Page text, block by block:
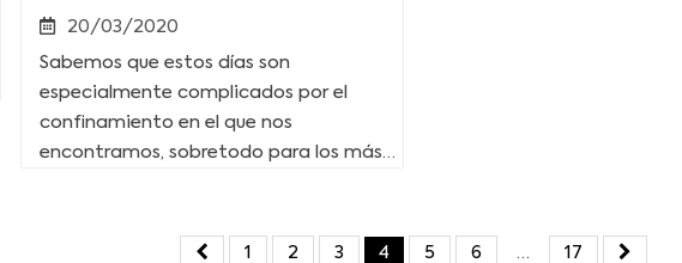
20/03/2020
Sabemos que estos días son
especialmente complicados por el
confinamiento en el que nos
encontramos, sobretodo para los más…
1 2 3 4 5 6 … 17